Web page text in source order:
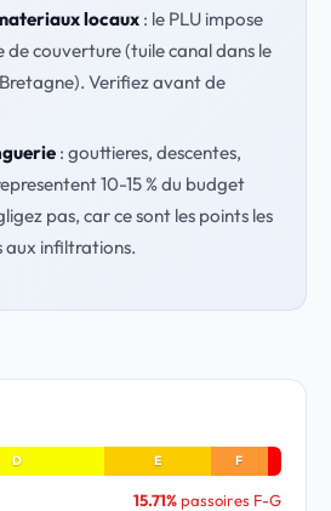
locaux: le PLU impose
de couverture (tuile canal dans le
Verifiez avant de
: gouttieres, descentes,
10-15 % du budget
pas, car ce sont les points les
aux infiltrations.
D E F
15.71%passoires F-G